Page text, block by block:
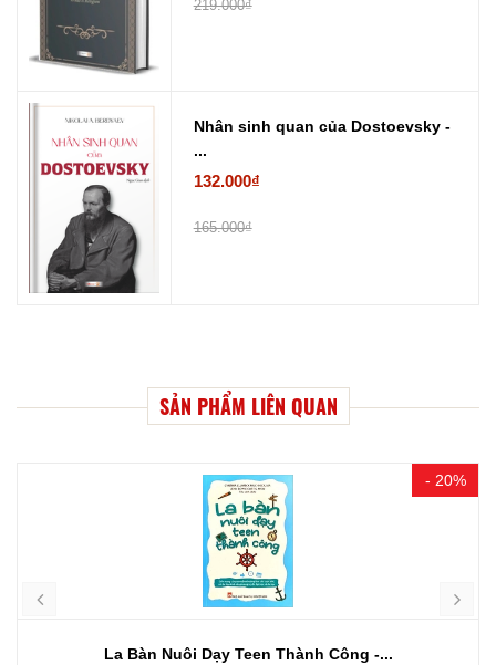
219.000₫
Nhân sinh quan của Dostoevsky -
...
132.000₫
165.000₫
SẢN PHẨM LIÊN QUAN
- 20%
La Bàn Nuôi Dạy Teen Thành Công -...